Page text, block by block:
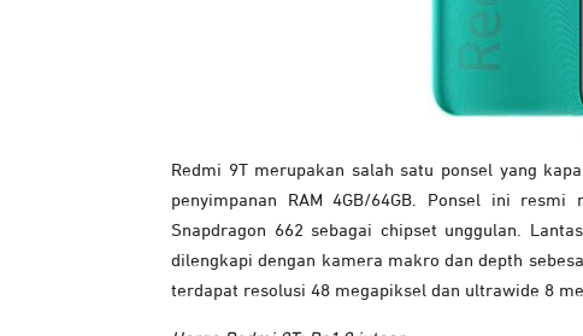
Redmi 9T merupakan salah satu ponsel yang
penyimpanan RAM 4GB/64GB. Ponsel ini
Snapdragon 662 sebagai chipset unggulan.
dilengkapi dengan kamera makro dan depth
terdapat resolusi 48 megapiksel dan ultrawide 8